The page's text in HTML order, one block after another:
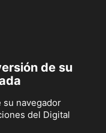
de su
su navegador
del Digital